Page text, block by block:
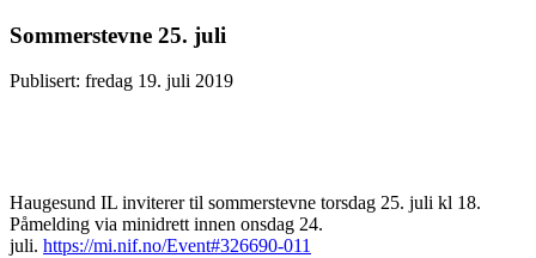
Sommerstevne 25. juli
Publisert: fredag 19. juli 2019
Haugesund IL inviterer til sommerstevne torsdag 25. juli kl 18.
Påmelding via minidrett innen onsdag 24.
juli. https://mi.nif.no/Event#326690-011